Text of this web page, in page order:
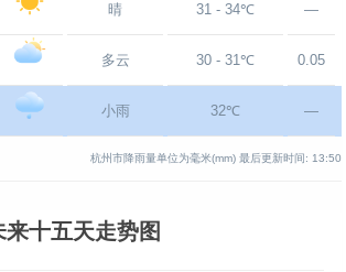
晴 31 - 34℃ —
多云 30 - 31℃ 0.05
小雨 32℃ —
杭州市降雨量单位为毫米(mm) 最后更新时间: 13:50
十五天走势图